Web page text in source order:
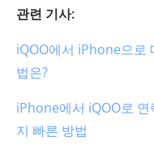
관련 기사:
iQOO에서 iPhone으로
법은?
iPhone에서 iQOO로
지 빠른 방법